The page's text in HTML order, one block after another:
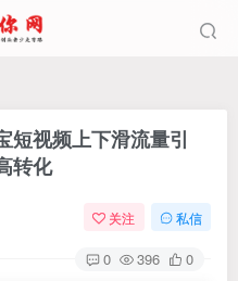
短视频上下滑流量引
转化
关注 私信
0 396 0